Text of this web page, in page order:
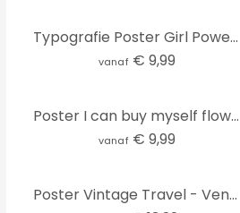
Typografie Poster Girl Power Retro Belettering Paars
vanaf € 9,99
Poster I can buy myself flowers
vanaf € 9,99
Poster Vintage Travel - Venetië